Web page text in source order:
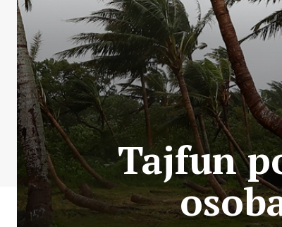
Tajfun